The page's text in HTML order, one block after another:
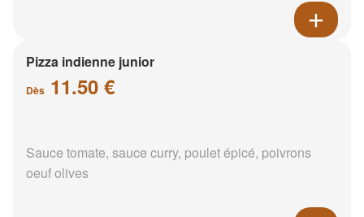
Pizza indienne junior
Dès 11.50 €
Sauce tomate, sauce curry, poulet épicé, poivrons
oeuf olives